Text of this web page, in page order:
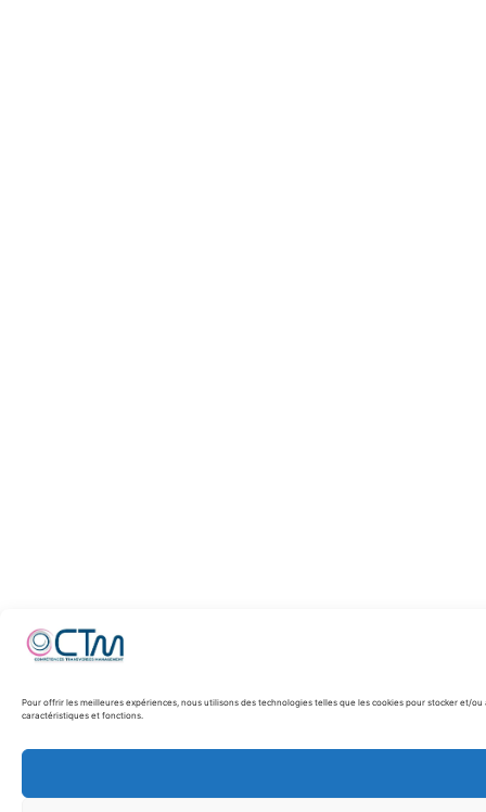
Pour offrir les meilleures expériences, nous utilisons des technologies telles que les cookies pour stocker
caractéristiques et fonctions.